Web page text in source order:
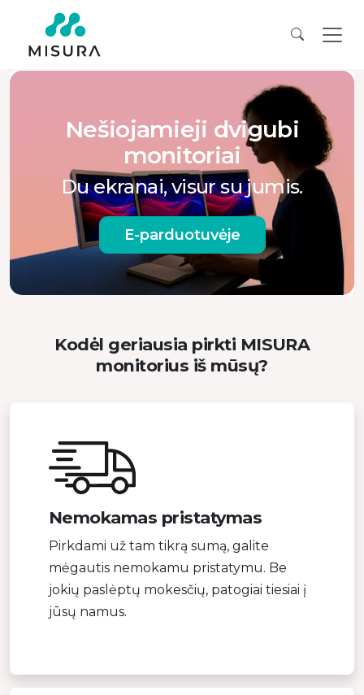
Nešiojamieji dvigubi
monitoriai
Du ekranai, visur su jumis.
E-parduotuvėje
Kodėl geriausia pirkti MISURA
monitorius iš mūsų?
Nemokamas pristatymas
Pirkdami už tam tikrą sumą, galite
mėgautis nemokamu pristatymu. Be
jokių paslėptų mokesčių, patogiai tiesiai į
jūsų namus.